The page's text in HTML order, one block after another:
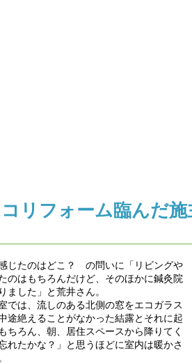
リフォーム臨んだ
じたのはどこ？ の問いに「リビングや
のはもちろんだけど、そのほかに鍼灸院
ました」と荒井さん。
では、流しのある北側の窓をエコガラス
途絶えることがなかった結露とそれに起
ちろん、朝、居住スペースから降りてく
れたかな？」と思うほどに室内は暖かさ